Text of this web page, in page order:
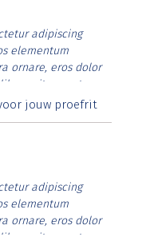
adipiscing
elementum
ornare, eros dolor
vitae erat.
id rutrum lorem
jouw proefrit
adipiscing
elementum
ornare, eros dolor
vitae erat.